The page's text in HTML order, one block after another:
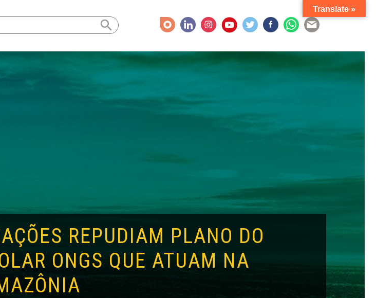
Search Button
REPUDIAM PLANO DO
ONGS QUE ATUAM NA
Translate »